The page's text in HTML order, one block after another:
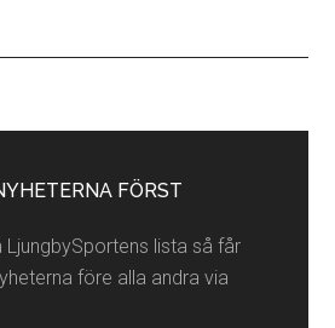
FÖRST
LjungbySportens lista så får
före alla andra via